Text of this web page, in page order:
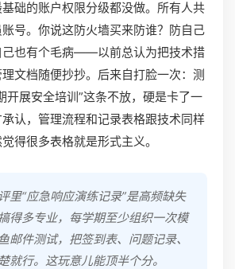
础的账户权限分级都没做。所有人共
号。你说这防火墙买来防谁？防自己
己也有个毛病——以前总认为把技术措
文档随便抄抄。后来自打脸一次：测
开展安全培训”这条不放，硬是卡了一
认，管理流程和记录表格跟技术同样
得很多表格就是形式主义。
里“应急响应演练记录”是高频缺失
得多专业，每学期至少组织一次模
邮件测试，把签到表、问题记录、
就行。这玩意儿能顶半个分。